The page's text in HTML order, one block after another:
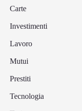
Carte
Investimenti
Lavoro
Mutui
Prestiti
Tecnologia